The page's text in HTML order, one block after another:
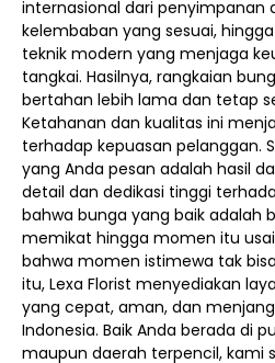
internasional dari penyimpanan
kelembaban yang sesuai,
teknik modern yang menjaga
tangkai. Hasilnya, rangkaian
bertahan lebih lama dan tetap
Ketahanan dan kualitas ini
terhadap kepuasan pelanggan.
yang Anda pesan adalah hasil
detail dan dedikasi tinggi
bahwa bunga yang baik adalah
memikat hingga momen itu
bahwa momen istimewa tak
itu, Lexa Florist menyediakan
yang cepat, aman, dan
Indonesia. Baik Anda berada di
maupun daerah terpencil, kami